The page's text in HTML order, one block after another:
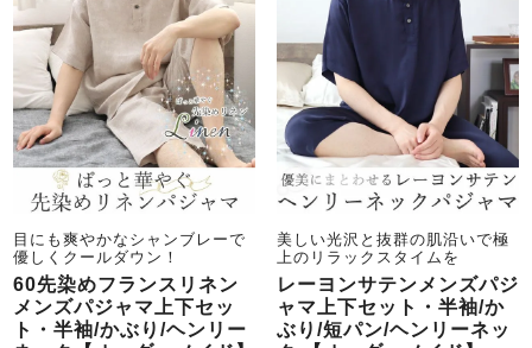
目にも爽やかなシャンブレーで
優しくクールダウン！
60先染めフランスリネン
メンズパジャマ上下セッ
ト・半袖/かぶり/ヘンリー
美しい光沢と抜群の肌沿いで極
上のリラックスタイムを
レーヨンサテンメンズパジ
ャマ上下セット・半袖/か
ぶり/短パン/ヘンリーネッ